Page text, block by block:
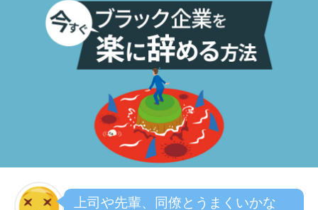
上司や先輩、同僚とうまくいかな